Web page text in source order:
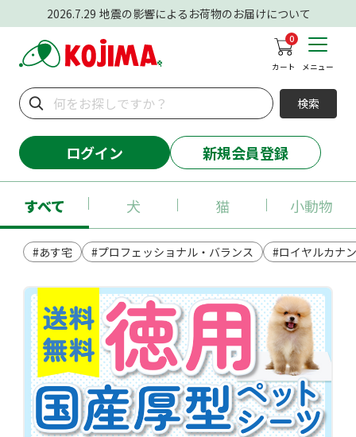
2026.7.29 地震の影響によるお荷物のお届けについて
0
カート メニュー
検索
ログイン 新規会員登録
すべて 犬 猫 小動物
#あす宅 #プロフェッショナル・バランス #ロイヤルカナン